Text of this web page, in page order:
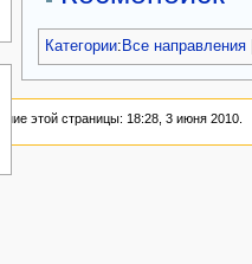
Категории: Все направления|
этой страницы: 18:28, 3 июня 2010.